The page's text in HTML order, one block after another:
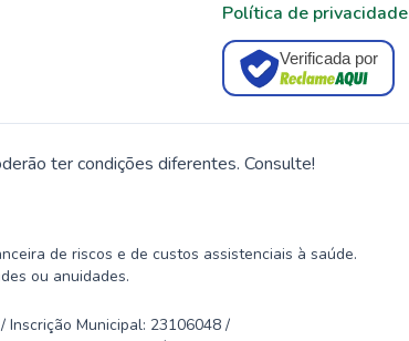
Política de privacidade
Verificada por
ter condições diferentes. Consulte!
de riscos e de custos assistenciais à saúde.
ou anuidades.
/ Inscrição Municipal: 23106048 /